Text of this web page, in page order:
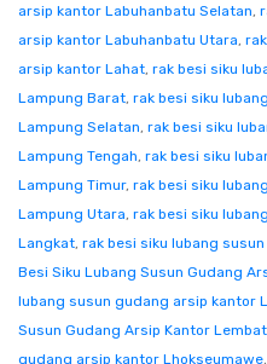
arsip kantor Labuhanbatu Selatan,
arsip kantor Labuhanbatu Utara,
arsip kantor Lahat, rak besi siku
Lampung Barat, rak besi siku
Lampung Selatan, rak besi siku
Lampung Tengah, rak besi siku
Lampung Timur, rak besi siku
Lampung Utara, rak besi siku
Langkat, rak besi siku lubang
Besi Siku Lubang Susun Gudang
lubang susun gudang arsip kantor
Susun Gudang Arsip Kantor
gudang arsip kantor Lhokseumawe,